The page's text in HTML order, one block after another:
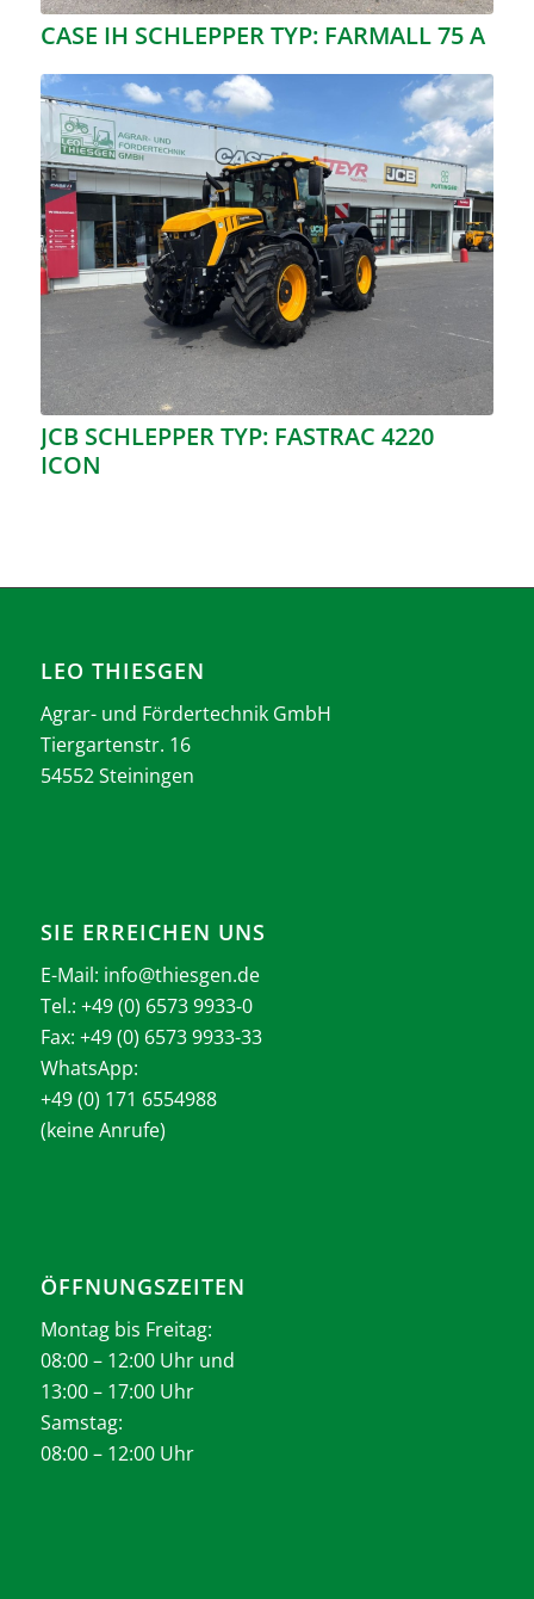
CASE IH SCHLEPPER TYP: FARMALL 75 A
JCB SCHLEPPER TYP: FASTRAC 4220
ICON
LEO THIESGEN
Agrar- und Fördertechnik GmbH
Tiergartenstr. 16
54552 Steiningen
SIE ERREICHEN UNS
E-Mail: info@thiesgen.de
Tel.: +49 (0) 6573 9933-0
Fax: +49 (0) 6573 9933-33
WhatsApp:
+49 (0) 171 6554988
(keine Anrufe)
ÖFFNUNGSZEITEN
Montag bis Freitag:
08:00 – 12:00 Uhr und
13:00 – 17:00 Uhr
Samstag:
08:00 – 12:00 Uhr